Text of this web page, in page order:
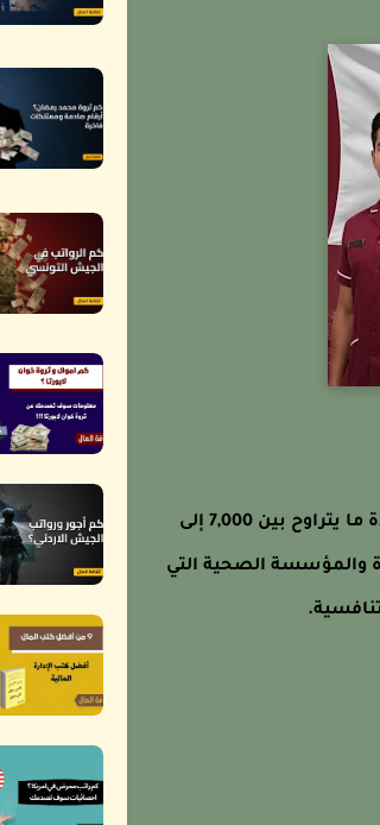
يُعد الدخل الشهري للممرضين في قطر من بين الأعلى إقليمياً، حيث كم يقبض الممرض عادة ما يتراوح بين 7,000 إلى
والمؤسسة الصحية التي